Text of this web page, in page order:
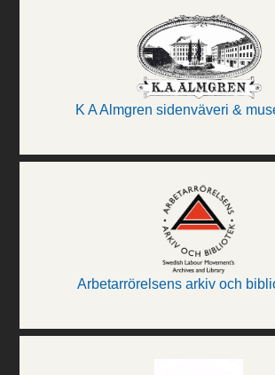
K A Almgren sidenväveri &
Arbetarrörelsens arkiv och